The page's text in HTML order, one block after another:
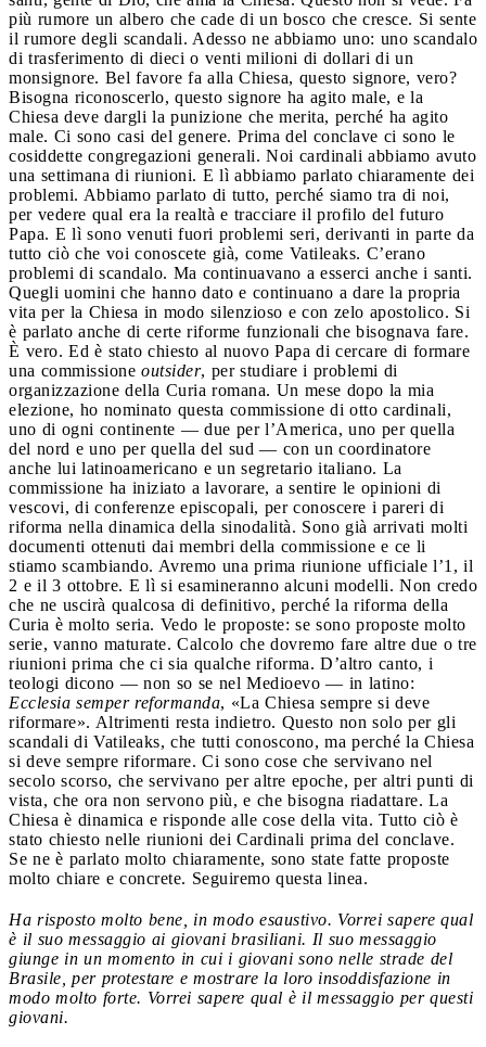
più rumore un albero che cade di un bosco che cresce. Si sente
il rumore degli scandali. Adesso ne abbiamo uno: uno scandalo
di trasferimento di dieci o venti milioni di dollari di un
monsignore. Bel favore fa alla Chiesa, questo signore, vero?
Bisogna riconoscerlo, questo signore ha agito male, e la
Chiesa deve dargli la punizione che merita, perché ha agito
male. Ci sono casi del genere. Prima del conclave ci sono le
cosiddette congregazioni generali. Noi cardinali abbiamo avuto
una settimana di riunioni. E lì abbiamo parlato chiaramente dei
problemi. Abbiamo parlato di tutto, perché siamo tra di noi,
per vedere qual era la realtà e tracciare il profilo del futuro
Papa. E lì sono venuti fuori problemi seri, derivanti in parte da
tutto ciò che voi conoscete già, come Vatileaks. C’erano
problemi di scandalo. Ma continuavano a esserci anche i santi.
Quegli uomini che hanno dato e continuano a dare la propria
vita per la Chiesa in modo silenzioso e con zelo apostolico. Si
è parlato anche di certe riforme funzionali che bisognava fare.
È vero. Ed è stato chiesto al nuovo Papa di cercare di formare
una commissione outsider, per studiare i problemi di
organizzazione della Curia romana. Un mese dopo la mia
elezione, ho nominato questa commissione di otto cardinali,
uno di ogni continente — due per l’America, uno per quella
del nord e uno per quella del sud — con un coordinatore
anche lui latinoamericano e un segretario italiano. La
commissione ha iniziato a lavorare, a sentire le opinioni di
vescovi, di conferenze episcopali, per conoscere i pareri di
riforma nella dinamica della sinodalità. Sono già arrivati molti
documenti ottenuti dai membri della commissione e ce li
stiamo scambiando. Avremo una prima riunione ufficiale l’1, il
2 e il 3 ottobre. E lì si esamineranno alcuni modelli. Non credo
che ne uscirà qualcosa di definitivo, perché la riforma della
Curia è molto seria. Vedo le proposte: se sono proposte molto
serie, vanno maturate. Calcolo che dovremo fare altre due o tre
riunioni prima che ci sia qualche riforma. D’altro canto, i
teologi dicono — non so se nel Medioevo — in latino:
Ecclesia semper reformanda, «La Chiesa sempre si deve
riformare». Altrimenti resta indietro. Questo non solo per gli
scandali di Vatileaks, che tutti conoscono, ma perché la Chiesa
si deve sempre riformare. Ci sono cose che servivano nel
secolo scorso, che servivano per altre epoche, per altri punti di
vista, che ora non servono più, e che bisogna riadattare. La
Chiesa è dinamica e risponde alle cose della vita. Tutto ciò è
stato chiesto nelle riunioni dei Cardinali prima del conclave.
Se ne è parlato molto chiaramente, sono state fatte proposte
molto chiare e concrete. Seguiremo questa linea.
Ha risposto molto bene, in modo esaustivo. Vorrei sapere qual
è il suo messaggio ai giovani brasiliani. Il suo messaggio
giunge in un momento in cui i giovani sono nelle strade del
Brasile, per protestare e mostrare la loro insoddisfazione in
modo molto forte. Vorrei sapere qual è il messaggio per questi
giovani.